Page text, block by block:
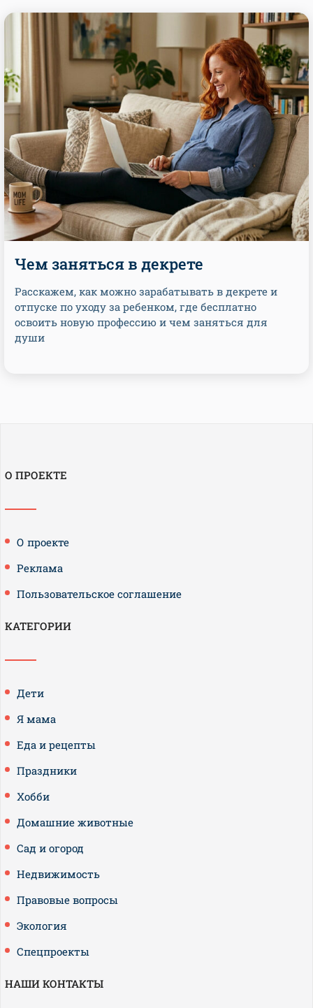
Чем заняться в декрете
Расскажем, как можно зарабатывать в декрете и
отпуске по уходу за ребенком, где бесплатно
освоить новую профессию и чем заняться для
души
О ПРОЕКТЕ
О проекте
Реклама
Пользовательское соглашение
КАТЕГОРИИ
Дети
Я мама
Еда и рецепты
Праздники
Хобби
Домашние животные
Сад и огород
Недвижимость
Правовые вопросы
Экология
Спецпроекты
НАШИ КОНТАКТЫ